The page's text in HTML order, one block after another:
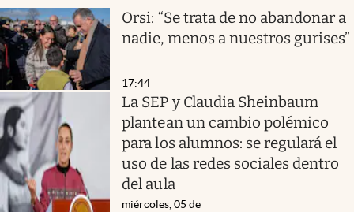
Orsi: “Se trata de no abandonar a
nadie, menos a nuestros gurises”
17:44
La SEP y Claudia Sheinbaum
plantean un cambio polémico
para los alumnos: se regulará el
uso de las redes sociales dentro
del aula
miércoles, 05 de